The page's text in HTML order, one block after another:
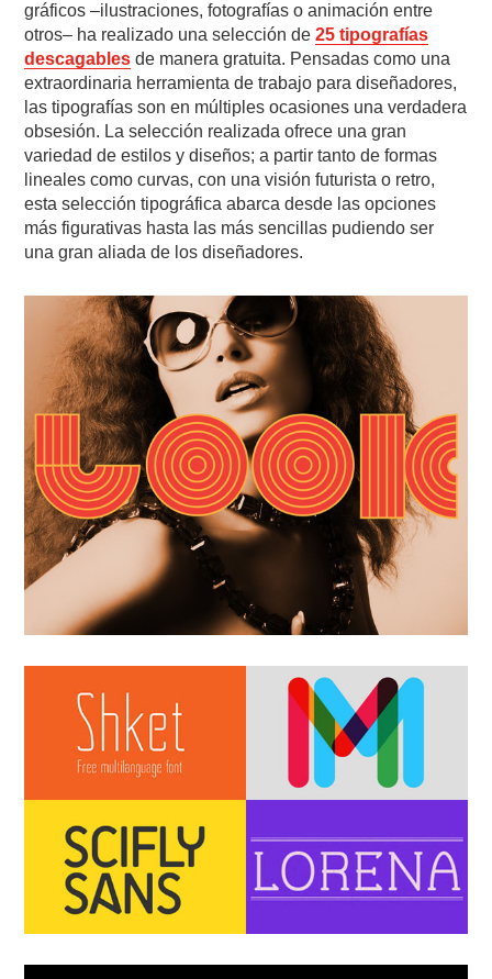
gráficos –ilustraciones, fotografías o animación entre
otros– ha realizado una selección de25 tipografías
descagables de manera gratuita. Pensadas como una
extraordinaria herramienta de trabajo para diseñadores,
las tipografías son en múltiples ocasiones una verdadera
obsesión. La selección realizada ofrece una gran
variedad de estilos y diseños; a partir tanto de formas
lineales como curvas, con una visión futurista o retro,
esta selección tipográfica abarca desde las opciones
más figurativas hasta las más sencillas pudiendo ser
una gran aliada de los diseñadores.